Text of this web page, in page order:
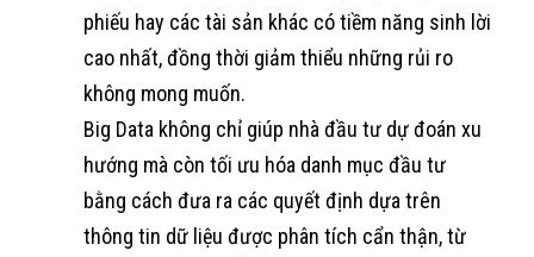
phiếu hay các tài sản khác có tiềm năng sinh lời
cao nhất, đồng thời giảm thiểu những rủi ro
không mong muốn.
Big Data không chỉ giúp nhà đầu tư dự đoán xu
hướng mà còn tối ưu hóa danh mục đầu tư
bằng cách đưa ra các quyết định dựa trên
thông tin dữ liệu được phân tích cẩn thận, từ